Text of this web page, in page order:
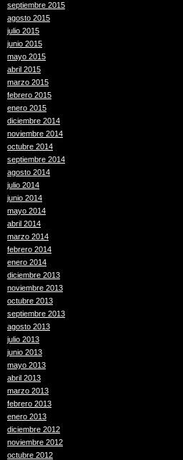
septiembre 2015
agosto 2015
julio 2015
junio 2015
mayo 2015
abril 2015
marzo 2015
febrero 2015
enero 2015
diciembre 2014
noviembre 2014
octubre 2014
septiembre 2014
agosto 2014
julio 2014
junio 2014
mayo 2014
abril 2014
marzo 2014
febrero 2014
enero 2014
diciembre 2013
noviembre 2013
octubre 2013
septiembre 2013
agosto 2013
julio 2013
junio 2013
mayo 2013
abril 2013
marzo 2013
febrero 2013
enero 2013
diciembre 2012
noviembre 2012
octubre 2012